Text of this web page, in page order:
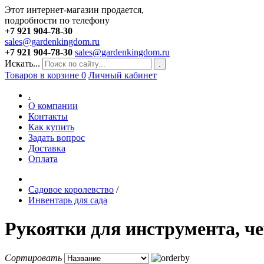
Этот интернет-магазин продается,
подробности по телефону
+7 921 904-78-30
sales@gardenkingdom.ru
+7 921 904-78-30 sales@gardenkingdom.ru
Искать...
.
Товаров в корзине 0 Личный кабинет
.
О компании
Контакты
Как купить
Задать вопрос
Доставка
Оплата
Садовое королевство /
Инвентарь для сада
Рукоятки для инструмента,
Сортировать